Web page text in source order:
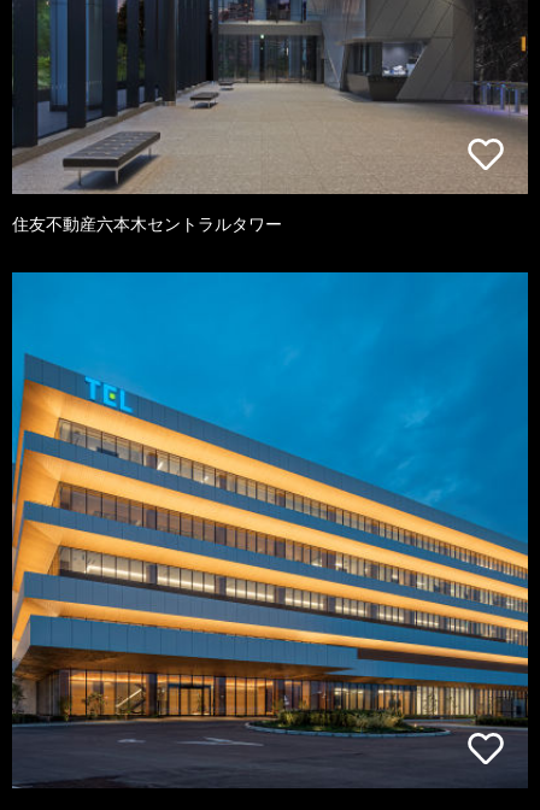
住友不動産六本木セントラルタワー